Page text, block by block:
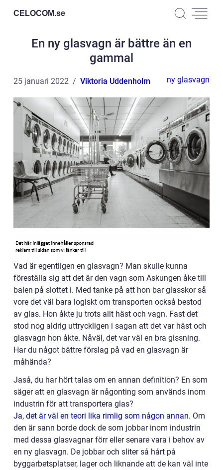
CELOCOM.se
En ny glasvagn är bättre än en
gammal
25 januari 2022 Viktoria Uddenholm ny glasvagn
Vad är egentligen en glasvagn? Man skulle kunna
föreställa sig att det är den vagn som Askungen åke till
balen på slottet i. Med tanke på att hon bar glasskor så
vore det väl bara logiskt om transporten också bestod
av glas. Hon åkte ju trots allt häst och vagn. Fast det
stod nog aldrig uttryckligen i sagan att det var häst och
glasvagn hon åkte. Nåväl, det var väl en bra gissning.
Har du något bättre förslag på vad en glasvagn är
måhända?
Jaså, du har hört talas om en annan definition? En som
säger att en glasvagn är någonting som används inom
industrin för att transportera glas?
Ja, det är väl en teori lika rimlig som någon annan. Om
den är sann borde dock de som jobbar inom industrin
med dessa glasvagnar förr eller senare vara i behov av
en ny glasvagn. De jobbar och sliter så hårt på
byggarbetsplatser, lager och liknande att de kan väl inte